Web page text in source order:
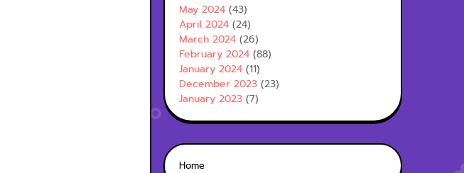
May 2024 (43)
April 2024 (24)
March 2024 (26)
February 2024 (88)
January 2024 (11)
December 2023 (23)
January 2023 (7)
Home